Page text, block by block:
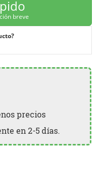
breve
precios
en 2-5 días.